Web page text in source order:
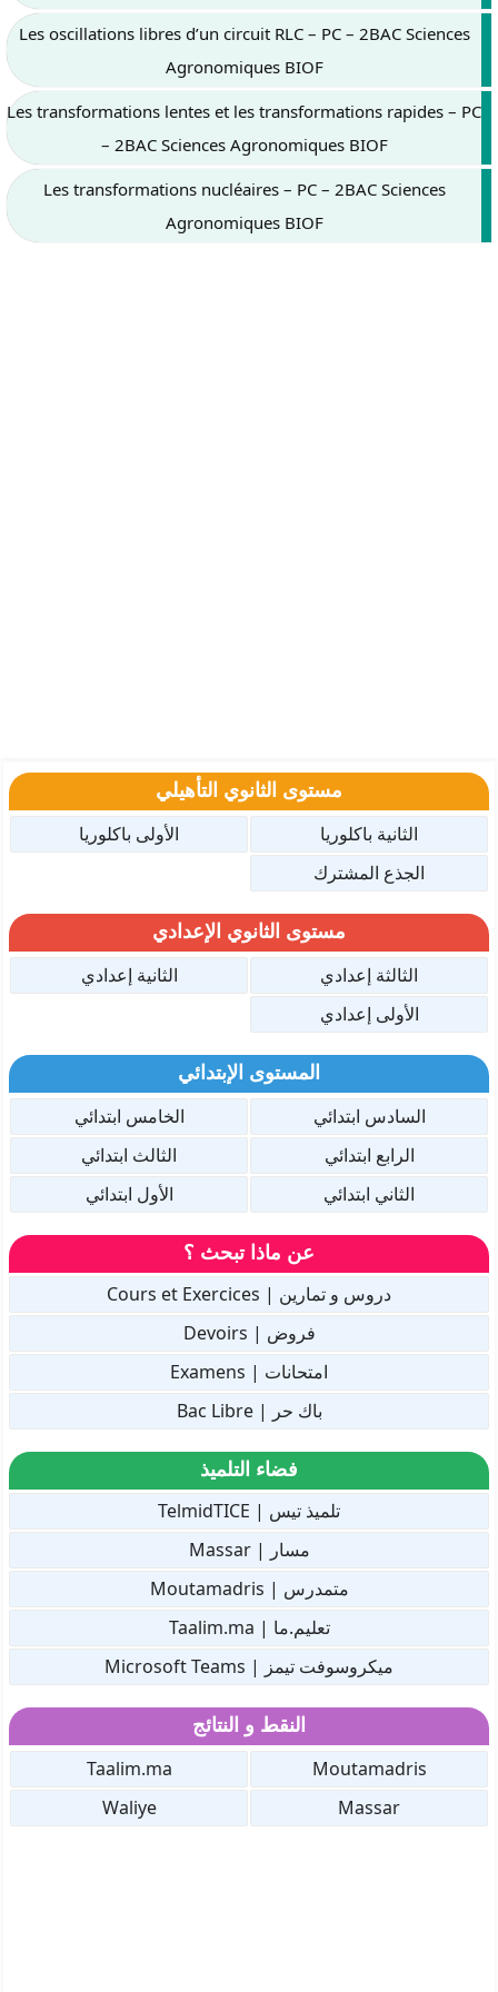
Les oscillations libres d’un circuit RLC – PC – 2BAC Sciences
Agronomiques BIOF
Les transformations lentes et les transformations rapides – PC
– 2BAC Sciences Agronomiques BIOF
Les transformations nucléaires – PC – 2BAC Sciences
Agronomiques BIOF
مستوى الثانوي التأهيلي
الثانية باكلوريا
الأولى باكلوريا
الجذع المشترك
مستوى الثانوي الإعدادي
الثالثة إعدادي
الثانية إعدادي
الأولى إعدادي
المستوى الإبتدائي
السادس ابتدائي
الخامس ابتدائي
الرابع ابتدائي
الثالث ابتدائي
الثاني ابتدائي
الأول ابتدائي
عن ماذا تبحث ؟
دروس و تمارين | Cours et Exercices
فروض | Devoirs
امتحانات | Examens
باك حر | Bac Libre
فضاء التلميذ
تلميذ تيس | TelmidTICE
مسار | Massar
متمدرس | Moutamadris
تعليم.ما | Taalim.ma
ميكروسوفت تيمز | Microsoft Teams
النقط و النتائج
Moutamadris
Taalim.ma
Massar
Waliye